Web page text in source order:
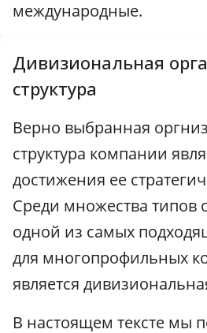
международные.
Дивизиональная
структура
Верно выбранная
структура компании
достижения ее
Среди множества типов
одной из самых
для многопрофильных
является
В настоящем тексте мы